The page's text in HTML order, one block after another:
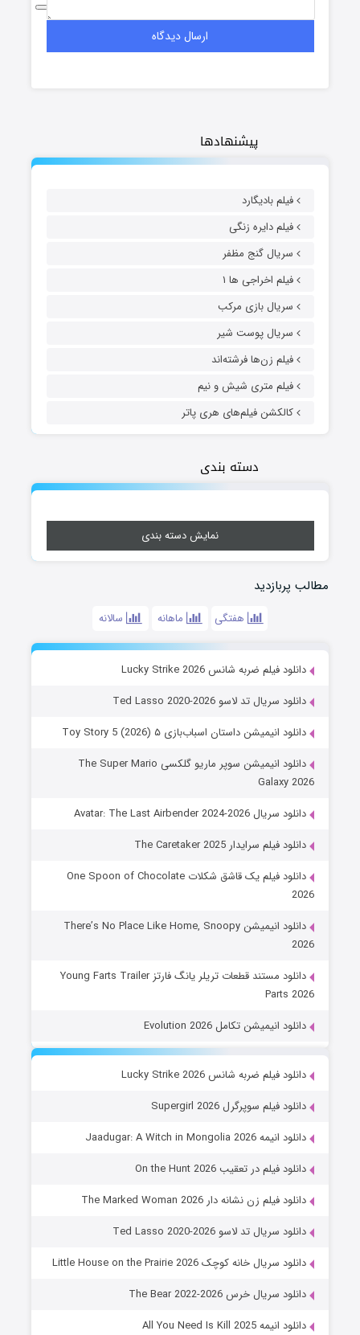
پیشنهادها
فیلم بادیگارد
فیلم دایره زنگی
سریال گنج مظفر
فیلم اخراجی ها ۱
سریال بازی مرکب
سریال پوست شیر
فیلم زن‌ها فرشته‌اند
فیلم متری شیش و نیم
کالکشن فیلم‌های هری پاتر
دسته بندی
نمایش دسته بندی
مطالب پربازدید
هفتگی ماهانه سالانه
دانلود فیلم ضربه شانس Lucky Strike 2026
دانلود سریال تد لاسو Ted Lasso 2020-2026
دانلود انیمیشن داستان اسباب‌بازی ۵ Toy Story 5 (2026)
دانلود انیمیشن سوپر ماریو گلکسی The Super Mario
Galaxy 2026
دانلود سریال Avatar: The Last Airbender 2024-2026
دانلود فیلم سرایدار The Caretaker 2025
دانلود فیلم یک قاشق شکلات One Spoon of Chocolate
2026
دانلود انیمیشن There’s No Place Like Home, Snoopy
2026
دانلود مستند قطعات تریلر یانگ فارتز Young Farts Trailer
Parts 2026
دانلود انیمیشن تکامل Evolution 2026
دانلود فیلم ضربه شانس Lucky Strike 2026
دانلود فیلم سوپرگرل Supergirl 2026
دانلود انیمه Jaadugar: A Witch in Mongolia 2026
دانلود فیلم در تعقیب On the Hunt 2026
دانلود فیلم زن نشانه دار The Marked Woman 2026
دانلود سریال تد لاسو Ted Lasso 2020-2026
دانلود سریال خانه کوچک Little House on the Prairie 2026
دانلود سریال خرس The Bear 2022-2026
دانلود انیمه All You Need Is Kill 2025